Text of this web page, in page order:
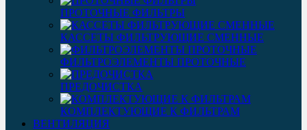
ПРОТОЧНЫЕ ФИЛЬТРЫ
КАССЕТЫ ФИЛЬТРУЮЩИЕ СМЕННЫЕ
ФИЛЬТРОЭЛЕМЕНТЫ ПРОТОЧНЫЕ
ПРЕДОЧИСТКА
КОМПЛЕКТУЮЩИЕ К ФИЛЬТРАМ
ВЕНТИЛЯЦИЯ